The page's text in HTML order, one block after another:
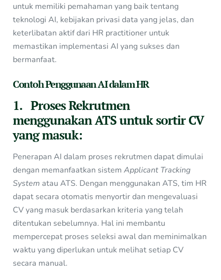
untuk memiliki pemahaman yang baik tentang
teknologi AI, kebijakan privasi data yang jelas, dan
keterlibatan aktif dari HR practitioner untuk
memastikan implementasi AI yang sukses dan
bermanfaat.
Contoh Penggunaan AI dalam HR
1. Proses Rekrutmen
menggunakan ATS untuk sortir CV
yang masuk:
Penerapan AI dalam proses rekrutmen dapat dimulai
dengan memanfaatkan sistemApplicant Tracking
System atau ATS. Dengan menggunakan ATS, tim HR
dapat secara otomatis menyortir dan mengevaluasi
CV yang masuk berdasarkan kriteria yang telah
ditentukan sebelumnya. Hal ini membantu
mempercepat proses seleksi awal dan meminimalkan
waktu yang diperlukan untuk melihat setiap CV
secara manual.